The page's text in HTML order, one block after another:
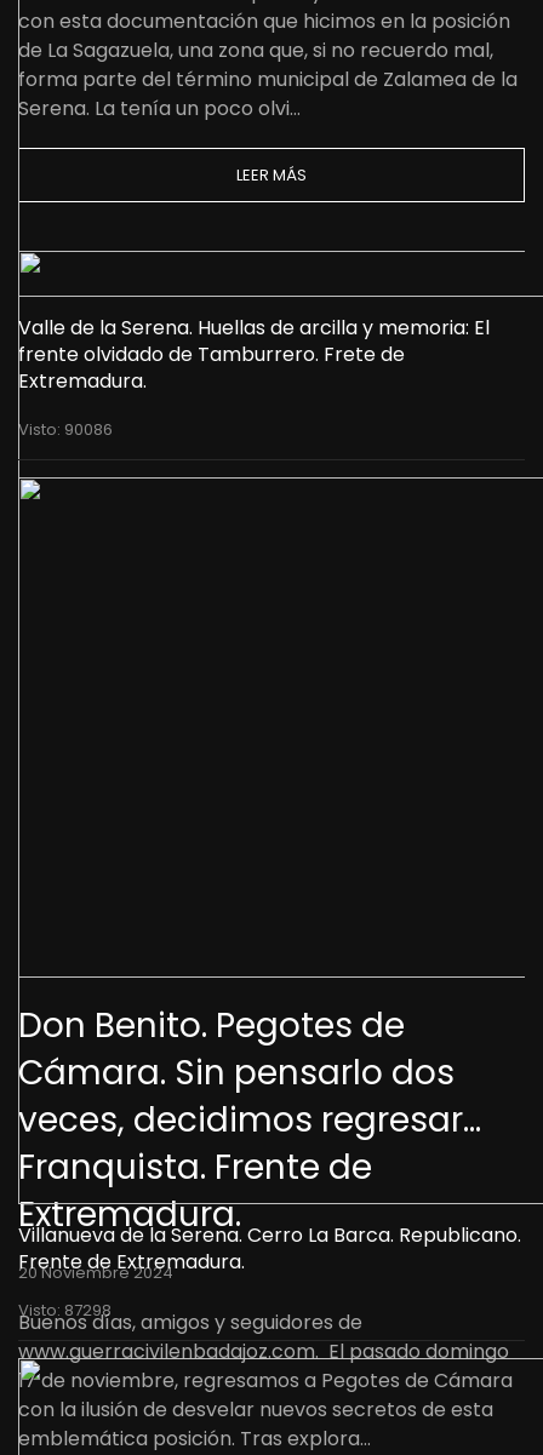
con esta documentación que hicimos en la posición
de La Sagazuela, una zona que, si no recuerdo mal,
forma parte del término municipal de Zalamea de la
Serena. La tenía un poco olvi…
LEER MÁS
Don Benito. Pegotes de
Cámara. Sin pensarlo dos
veces, decidimos regresar...
Franquista. Frente de
Extremadura.
20 Noviembre 2024
Buenos días, amigos y seguidores de
www.guerracivilenbadajoz.com. El pasado domingo
17 de noviembre, regresamos a Pegotes de Cámara
con la ilusión de desvelar nuevos secretos de esta
emblemática posición. Tras explora…
Valle de la Serena. Huellas de arcilla y memoria: El
frente olvidado de Tamburrero. Frete de
Extremadura.
Visto: 90086
Villanueva de la Serena. Cerro La Barca. Republicano.
Frente de Extremadura.
Visto: 87298